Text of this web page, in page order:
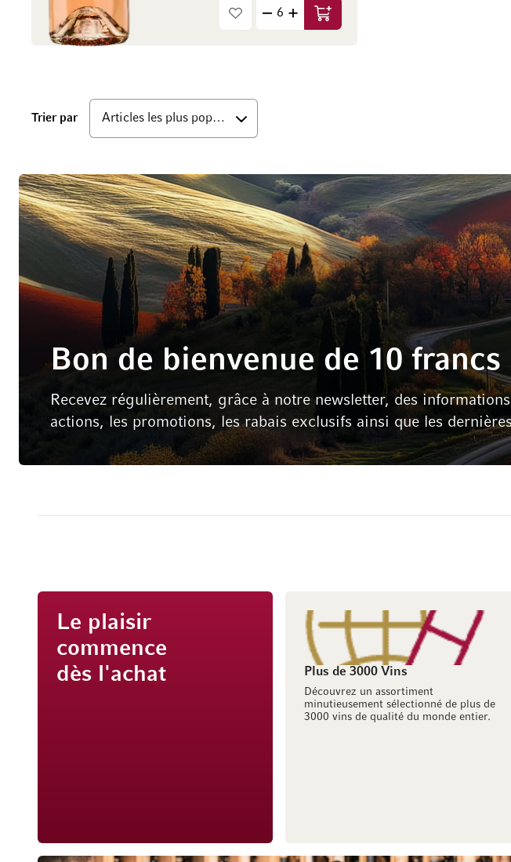
Ajouter au panier
Trier parbas
Bon de bienvenue de 10 francs
Recevez régulièrement, grâce à notre newsletter, des
actions, les promotions, les rabais exclusifs ainsi que les
Le plaisir
commence
dès l'achat
Plus de 3000 Vins
Découvrez un assortiment
minutieusement sélectionné de plus de
3000 vins de qualité du monde entier.